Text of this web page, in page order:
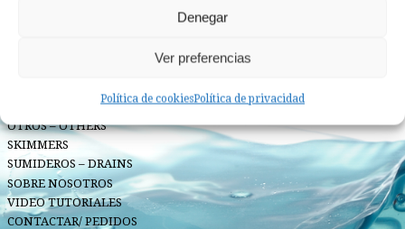
Denegar
Ver preferencias
Política de cookiesPolítica de privacidad
FOCOS – LIGHTS
OTROS – OTHERS
SKIMMERS
SUMIDEROS – DRAINS
SOBRE NOSOTROS
VIDEO TUTORIALES
CONTACTAR/ PEDIDOS